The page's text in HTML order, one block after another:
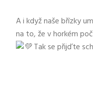
A i když naše břízky
na to, že v horkém
Tak se přijďte